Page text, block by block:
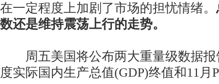
在一定程度上加剧了市场的担忧情绪。
数还是维持震荡上行的走势。
周五美国将公布两大重量级数据报
度实际国内生产总值(GDP)终值和11月